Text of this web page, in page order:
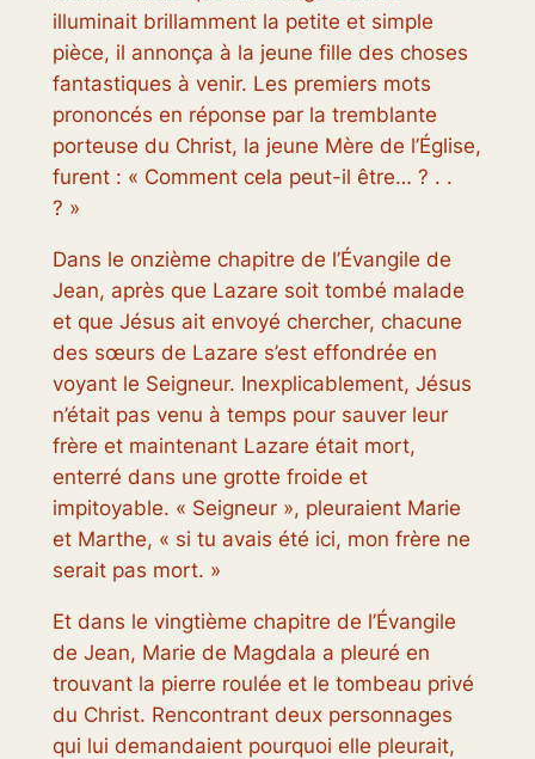
illuminait brillamment la petite et simple
pièce, il annonça à la jeune fille des choses
fantastiques à venir. Les premiers mots
prononcés en réponse par la tremblante
porteuse du Christ, la jeune Mère de l’Église,
furent : « Comment cela peut-il être… ? . .
? »
Dans le onzième chapitre de l’Évangile de
Jean, après que Lazare soit tombé malade
et que Jésus ait envoyé chercher, chacune
des sœurs de Lazare s’est effondrée en
voyant le Seigneur. Inexplicablement, Jésus
n’était pas venu à temps pour sauver leur
frère et maintenant Lazare était mort,
enterré dans une grotte froide et
impitoyable. « Seigneur », pleuraient Marie
et Marthe, « si tu avais été ici, mon frère ne
serait pas mort. »
Et dans le vingtième chapitre de l’Évangile
de Jean, Marie de Magdala a pleuré en
trouvant la pierre roulée et le tombeau privé
du Christ. Rencontrant deux personnages
qui lui demandaient pourquoi elle pleurait,